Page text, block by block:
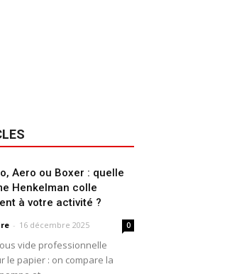
Aero ou Boxer : quelle
Henkelman colle
à votre activité ?
- 16 décembre 2025 0
vide professionnelle
le papier : on compare la